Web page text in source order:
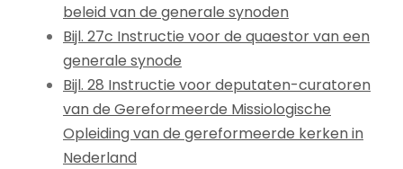
beleid van de generale synoden
Bijl. 27c Instructie voor de quaestor van een
generale synode
Bijl. 28 Instructie voor deputaten-curatoren
van de Gereformeerde Missiologische
Opleiding van de gereformeerde kerken in
Nederland